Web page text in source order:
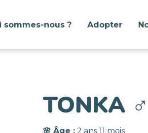
sommes-nous ? Adopter
TONKA ♂️
🌸 Âge :2 ans 11 mois